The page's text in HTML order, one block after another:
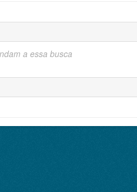
a essa busca